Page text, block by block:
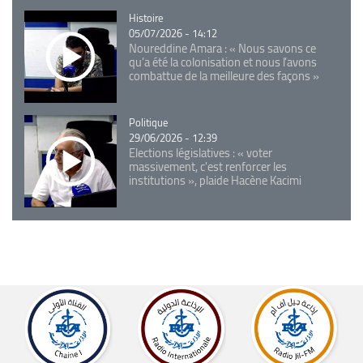
Catégorie
Histoire
05/07/2026 - 14:12
Noureddine Amara : « Nous savons ce
qu’a été la colonisation et nous l’avons
combattue de la meilleure des façons »
Catégorie
Politique
29/06/2026 - 12:39
Elections législatives : « voter
massivement, c'est renforcer les
institutions », plaide Hacène Kacimi